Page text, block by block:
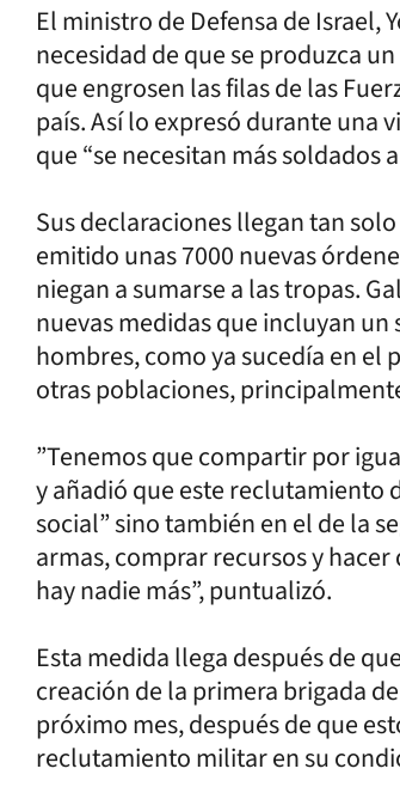
El ministro de Defensa de Israel,
necesidad de que se produzca
que engrosen las filas de las
país. Así lo expresó durante una
que “se necesitan más soldados
Sus declaraciones llegan tan
emitido unas 7000 nuevas
niegan a sumarse a las tropas.
nuevas medidas que incluyan
hombres, como ya sucedía en el
otras poblaciones,
”Tenemos que compartir por
y añadió que este reclutamiento
social” sino también en el de la
armas, comprar recursos y
hay nadie más”, puntualizó.
Esta medida llega después de
creación de la primera brigada
próximo mes, después de que
reclutamiento militar en su